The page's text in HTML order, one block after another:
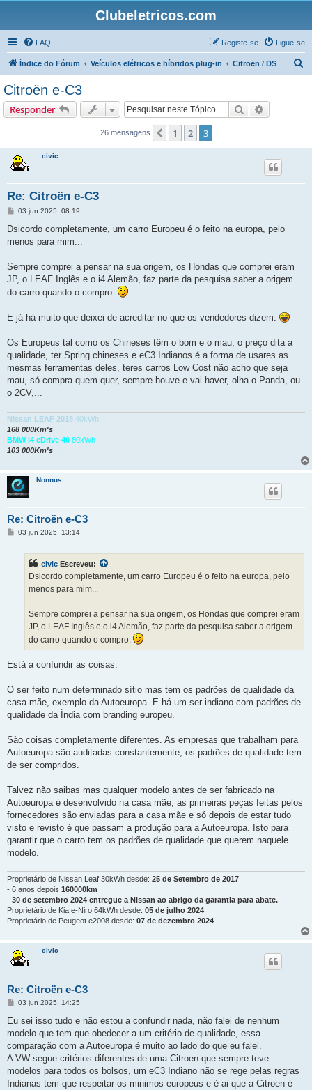
Clubeletricos.com
FAQ Ligue-se
Registe-se
Índice do Fórum Veículos elétricos e híbridos plug-in Citroën / DS
Citroën e-C3
Responder Pesquisar
26 mensagens Anterior
1 2 3
civic
Re: Citroën e-C3
M
n
a
m
03 jun 2025, 08:19
Dsicordo completamente, um carro Europeu é o feito na europa, pelo
menos para mim...
Sempre comprei a pensar na sua origem, os Hondas que comprei eram
JP, o LEAF Inglês e o i4 Alemão, faz parte da pesquisa saber a origem
do carro quando o compro.
E já há muito que deixei de acreditar no que os vendedores dizem.
Os Europeus tal como os Chineses têm o bom e o mau, o preço dita a
qualidade, ter Spring chineses e eC3 Indianos é a forma de usares as
mesmas ferramentas deles, teres carros Low Cost não acho que seja
mau, só compra quem quer, sempre houve e vai haver, olha o Panda, ou
o 2CV,...
Nissan LEAF 2018 40kWh
168 000Km's
BMW i4 eDrive 40 80kWh
103 000Km's
Nonnus
Re: Citroën e-C3
M03 jun 2025, 13:14
civic Escreveu:
Dsicordo completamente, um carro Europeu é o feito na europa, pelo
menos para mim...
Sempre comprei a pensar na sua origem, os Hondas que comprei eram
JP, o LEAF Inglês e o i4 Alemão, faz parte da pesquisa saber a origem
do carro quando o compro.
Está a confundir as coisas.
O ser feito num determinado sítio mas tem os padrões de qualidade da
casa mãe, exemplo da Autoeuropa. E há um ser indiano com padrões de
qualidade da Índia com branding europeu.
São coisas completamente diferentes. As empresas que trabalham para
Autoeuropa são auditadas constantemente, os padrões de qualidade tem
de ser compridos.
Talvez não saibas mas qualquer modelo antes de ser fabricado na
Autoeuropa é desenvolvido na casa mãe, as primeiras peças feitas pelos
fornecedores são enviadas para a casa mãe e só depois de estar tudo
visto e revisto é que passam a produção para a Autoeuropa. Isto para
garantir que o carro tem os padrões de qualidade que querem naquele
modelo.
Proprietário de Nissan Leaf 30kWh desde: 25 de Setembro de 2017
- 6 anos depois 160000km
- 30 de setembro 2024 entregue a Nissan ao abrigo da garantia para abate.
Proprietário de Kia e-Niro 64kWh desde: 05 de julho 2024
Proprietário de Peugeot e2008 desde: 07 de dezembro 2024
civic
Re: Citroën e-C3
M
n
a
g
m
03 jun 2025, 14:25
Eu sei isso tudo e não estou a confundir nada, não falei de nenhum
modelo que tem que obedecer a um critério de qualidade, essa
comparação com a Autoeuropa é muito ao lado do que eu falei.
A VW segue critérios diferentes de uma Citroen que sempre teve
modelos para todos os bolsos, um eC3 Indiano não se rege pelas regras
Indianas tem que respeitar os minimos europeus e é ai que a Citroen é